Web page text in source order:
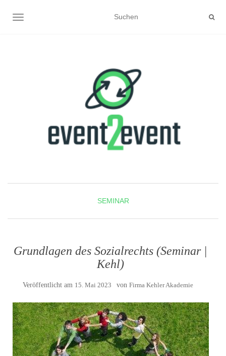
NAVIGATION UMSCHALTEN
SEMINAR
Grundlagen des Sozialrechts (Seminar |
Kehl)
Veröffentlicht am 15. Mai 2023 von Firma Kehler Akademie